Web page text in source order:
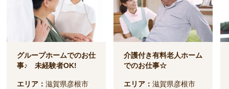
グループホームでのお仕
事♪ 未経験者OK!
エリア：滋賀県彦根市
介護付き有料老人ホーム
でのお仕事☆
エリア：滋賀県彦根市